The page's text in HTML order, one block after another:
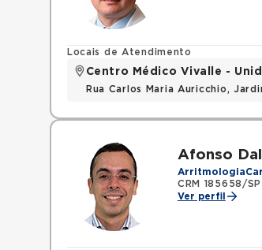
Locais de Atendimento
Centro Médico Vivalle -
Rua Carlos Maria Auricchio,
Afonso
Arritmologia
CRM 185658/SP
Ver perfil